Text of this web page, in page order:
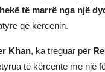
të marrë nga një
që kërcenin.
Khan, ka treguar për
të kërcente me një